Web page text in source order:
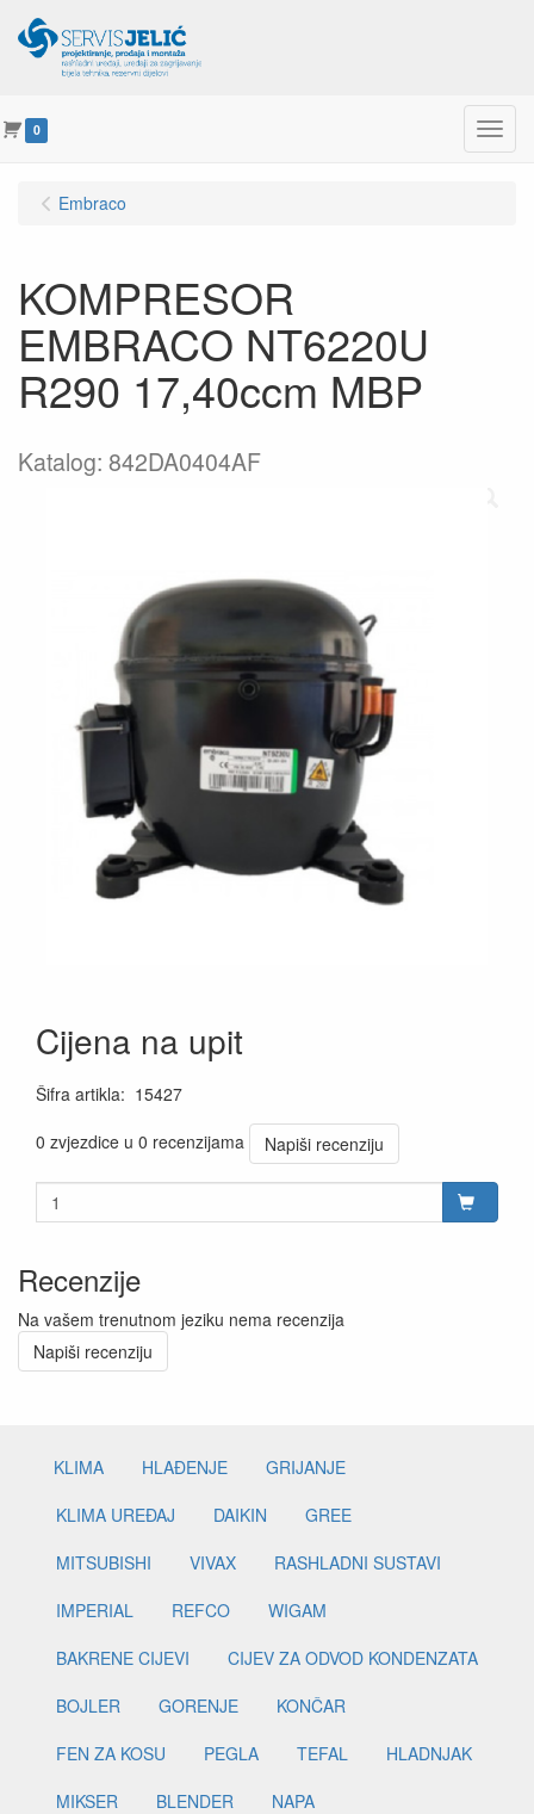
0 Menu
Embraco
KOMPRESOR
EMBRACO NT6220U
R290 17,40ccm MBP
Katalog: 842DA0404AF
Cijena na upit
Šifra artikla: 15427
0 zvjezdice u 0 recenzijama
Napiši recenziju
Recenzije
Na vašem trenutnom jeziku nema recenzija
Napiši recenziju
KLIMA HLAĐENJE
GRIJANJE
KLIMA UREĐAJ
DAIKIN
GREE
MITSUBISHI
VIVAX
RASHLADNI SUSTAVI
IMPERIAL
REFCO
WIGAM
BAKRENE CIJEVI
CIJEV ZA ODVOD KONDENZATA
BOJLER
GORENJE
KONČAR
FEN ZA KOSU
PEGLA TEFAL
HLADNJAK
MIKSER
BLENDER
NAPA